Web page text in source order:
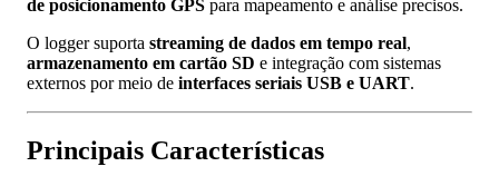
de posicionamento GPS para mapeamento e análise precisos.
O logger suporta streaming de dados em tempo real,
armazenamento em cartão SD e integração com sistemas
externos por meio de interfaces seriais USB e UART.
Principais Características